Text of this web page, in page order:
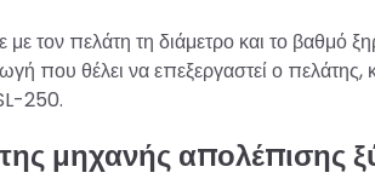
τον πελάτη τη διάμετρο και το βαθμό
που θέλει να επεξεργαστεί ο πελάτης,
250.
μηχανής απολέπισης